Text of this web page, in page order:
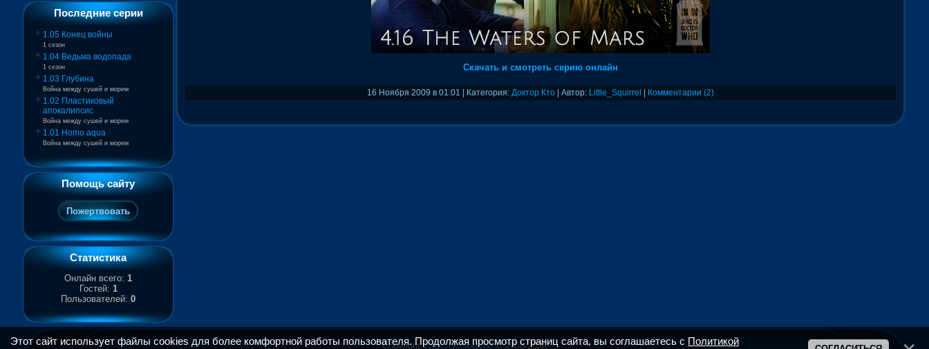
Последние серии
1.05 Конец войны
1 сезон
1.04 Ведьма водопада
1 сезон
1.03 Глубина
Война между сушей и морем
1.02 Пластиковый
апокалипсис
Война между сушей и морем
1.01 Homo aqua
Война между сушей и морем
Помощь сайту
Статистика
Онлайн всего: 1
Гостей: 1
Пользователей: 0
Скачать и смотреть серию онлайн
16 Ноября 2009 в 01:01 | Категория: Доктор Кто | Автор: Little_Squirrel | Комментарии (2)
CopyrightWhoIsDoctorWho© 2008-2026
Этот сайт использует файлы cookies для более комфортной работы пользователя. Продолжая просмотр страниц сайта, вы соглашаетесь с Политикой